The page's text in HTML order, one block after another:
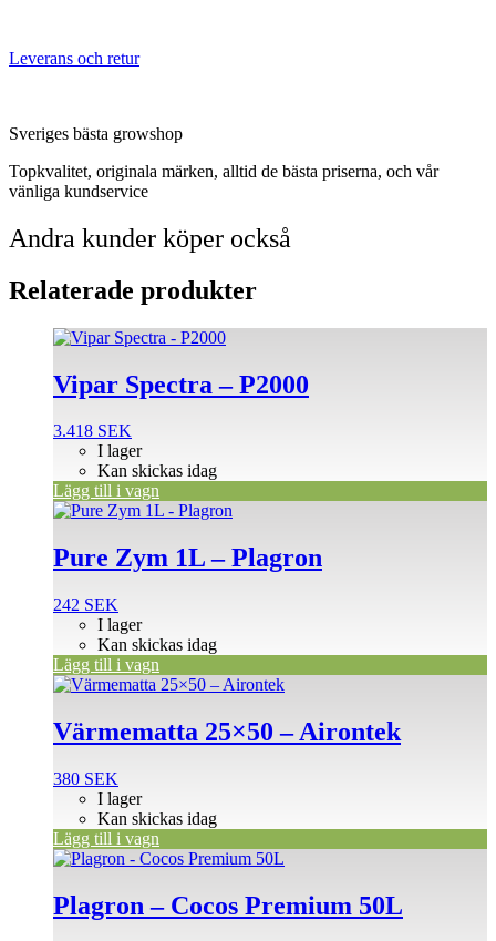
Leverans och retur
Sveriges bästa growshop
Topkvalitet, originala märken, alltid de bästa priserna, och vår
vänliga kundservice
Andra kunder köper också
Relaterade produkter
Vipar Spectra – P2000
3.418 SEK
I lager
Kan skickas idag
Lägg till i vagn
Pure Zym 1L – Plagron
242 SEK
I lager
Kan skickas idag
Lägg till i vagn
Värmematta 25×50 – Airontek
380 SEK
I lager
Kan skickas idag
Lägg till i vagn
Plagron – Cocos Premium 50L